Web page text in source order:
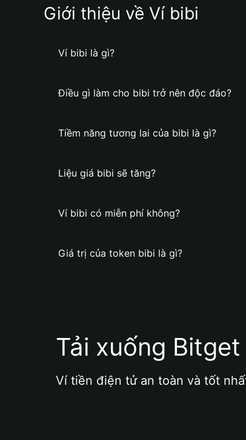
Giới thiệu về Ví bibi
Ví bibi là gì?
Điều gì làm cho bibi trở nên độc đáo?
Tiềm năng tương lai của bibi là gì?
Liệu giá bibi sẽ tăng?
Ví bibi có miễn phí không?
Giá trị của token bibi là gì?
Tải xuống
Ví tiền điện tử an toàn và tốt